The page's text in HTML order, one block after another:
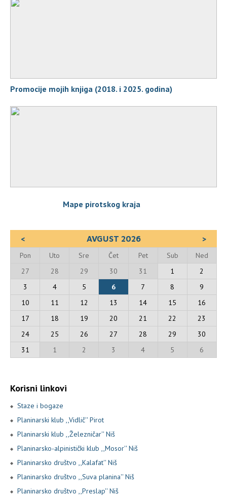
Promocije mojih knjiga (2018. i 2025. godina)
Mape pirotskog kraja
< AVGUST 2026
>
Pon
Uto Sre Čet Pet Sub
Ned
27
28 29 30 31 1
2
3
4 5 6 7 8
9
10
11 12 13 14 15
16
17
18 19 20 21 22
23
24
25 26 27 28 29
30
31
1 2 3 4 5 6
Korisni linkovi
Staze i bogaze
Planinarski klub ,,Vidlič'' Pirot
Planinarski klub ,,Železničar'' Niš
Planinarsko-alpinistički klub ,,Mosor'' Niš
Planinarsko društvo ,,Kalafat'' Niš
Planinarsko društvo ,,Suva planina'' Niš
Planinarsko društvo ,,Preslap'' Niš